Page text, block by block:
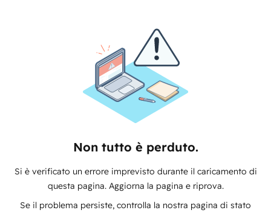
Non tutto è perduto.
Si è verificato un errore imprevisto durante il caricamento di
questa pagina. Aggiorna la pagina e riprova.
Se il problema persiste, controlla la nostra pagina di stato